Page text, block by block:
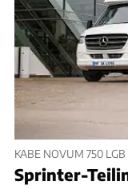
KABE NOVUM 750
Sprinter-